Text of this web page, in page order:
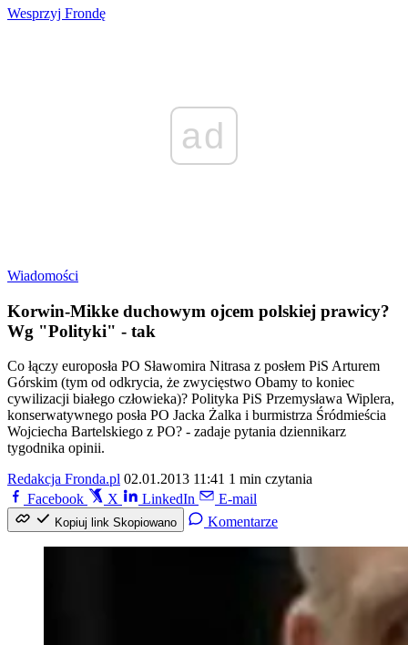
Wesprzyj Frondę
ad
Wiadomości
Korwin-Mikke duchowym ojcem polskiej prawicy?
Wg "Polityki" - tak
Co łączy europosła PO Sławomira Nitrasa z posłem PiS Arturem
Górskim (tym od odkrycia, że zwycięstwo Obamy to koniec
cywilizacji białego człowieka)? Polityka PiS Przemysława Wiplera,
konserwatywnego posła PO Jacka Żalka i burmistrza Śródmieścia
Wojciecha Bartelskiego z PO? - zadaje pytania dziennikarz
tygodnika opinii.
Redakcja Fronda.pl 02.01.2013 11:41 1 min czytania
Facebook
X LinkedIn E-mail
Kopiuj link Skopiowano Komentarze